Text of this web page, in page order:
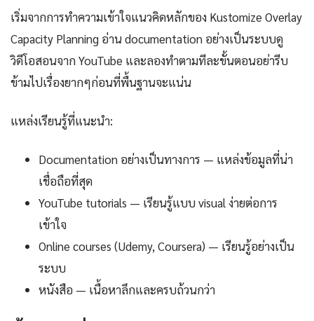
เริ่มจากการทำความเข้าใจแนวคิดหลักของ Kustomize Overlay
Capacity Planning อ่าน documentation อย่างเป็นระบบดู
วิดีโอสอนจาก YouTube และลองทำตามทีละขั้นตอนอย่ารีบ
ข้ามไปเรื่องยากๆก่อนที่พื้นฐานจะแน่น
แหล่งเรียนรู้ที่แนะนำ:
Documentation อย่างเป็นทางการ — แหล่งข้อมูลที่น่า
เชื่อถือที่สุด
YouTube tutorials — เรียนรู้แบบ visual ง่ายต่อการ
เข้าใจ
Online courses (Udemy, Coursera) — เรียนรู้อย่างเป็น
ระบบ
หนังสือ — เนื้อหาลึกและครบถ้วนกว่า